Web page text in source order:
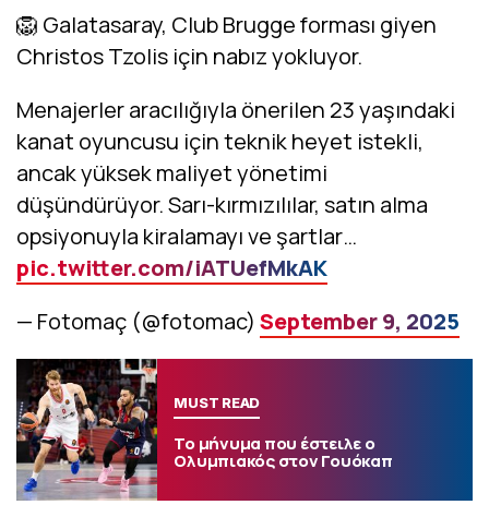
🦁 Galatasaray, Club Brugge forması giyen
Christos Tzolis için nabız yokluyor.
Menajerler aracılığıyla önerilen 23 yaşındaki
kanat oyuncusu için teknik heyet istekli,
ancak yüksek maliyet yönetimi
düşündürüyor. Sarı-kırmızılılar, satın alma
opsiyonuyla kiralamayı ve şartlar…
pic.twitter.com/iATUefMkAK
— Fotomaç (@fotomac) September 9, 2025
MUST READ
Το μήνυμα που έστειλε ο
Ολυμπιακός στον Γουόκαπ